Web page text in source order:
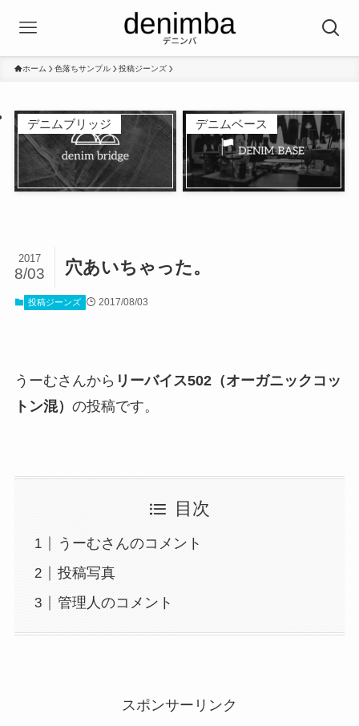
ホーム 色落ちサンプル 投稿ジーンズ
デニムブリッジ デニムベース
穴あいちゃった。
2017
8/03
投稿ジーンズ 2017/08/03
うーむさんから リーバイス502（オーガニックコッ
トン混） の投稿です。
目次
うーむさんのコメント
投稿写真
管理人のコメント
スポンサーリンク